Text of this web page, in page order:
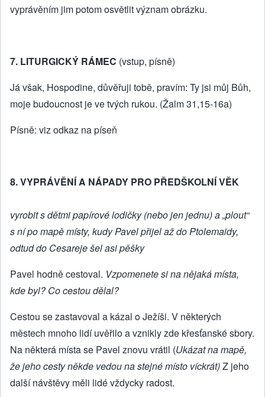
vyprávěním jim potom osvětlit význam obrázku.
7. LITURGICKÝ RÁMEC (vstup, písně)
Já však, Hospodine, důvěřuji tobě, pravím: Ty jsi můj Bůh,
moje budoucnost je ve tvých rukou. (Žalm 31,15-16a)
Písně: viz odkaz na píseň
8. VYPRÁVĚNÍ A NÁPADY PRO PŘEDŠKOLNÍ VĚK
vyrobit s dětmi papírové lodičky (nebo jen jednu) a „plout“
s ní po mapě místy, kudy Pavel přijel až do Ptolemaidy,
odtud do Cesareje šel asi pěšky
Pavel hodně cestoval. Vzpomenete si na nějaká místa,
kde byl? Co cestou dělal?
Cestou se zastavoval a kázal o Ježíši. V některých
městech mnoho lidí uvěřilo a vznikly zde křesťanské sbory.
Na některá místa se Pavel znovu vrátil (Ukázat na mapě,
že jeho cesty někde vedou na stejné místo víckrát)Z jeho
další návštěvy měli lidé vždycky radost.